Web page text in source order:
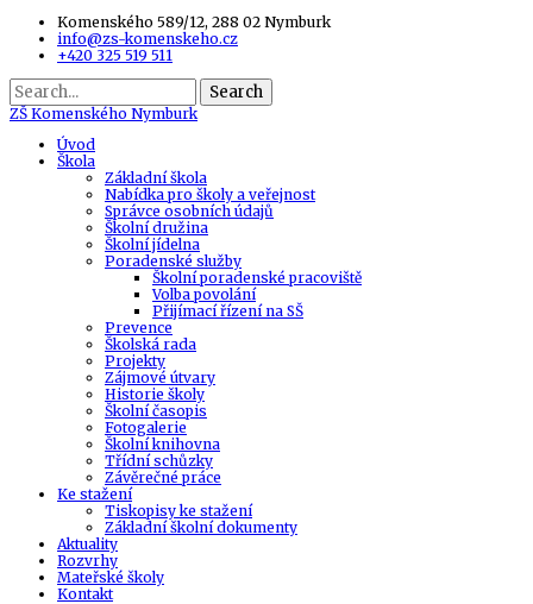
Komenského 589/12, 288 02 Nymburk
info@zs-komenskeho.cz
+420 325 519 511
Search
ZŠ Komenského Nymburk
Úvod
Škola
Základní škola
Nabídka pro školy a veřejnost
Správce osobních údajů
Školní družina
Školní jídelna
Poradenské služby
Školní poradenské pracoviště
Volba povolání
Přijímací řízení na SŠ
Prevence
Školská rada
Projekty
Zájmové útvary
Historie školy
Školní časopis
Fotogalerie
Školní knihovna
Třídní schůzky
Závěrečné práce
Ke stažení
Tiskopisy ke stažení
Základní školní dokumenty
Aktuality
Rozvrhy
Mateřské školy
Kontakt